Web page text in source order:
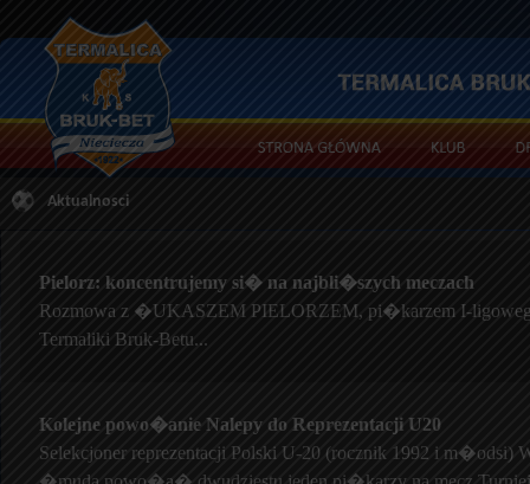
Aktualnosci
Pielorz: koncentrujemy si� na najbli�szych meczach
Rozmowa z �UKASZEM PIELORZEM, pi�karzem I-
Termaliki Bruk-Betu...
Kolejne powo�anie Nalepy do Reprezentacji U20
Selekcjoner reprezentacji Polski U-20 (rocznik 1992 i